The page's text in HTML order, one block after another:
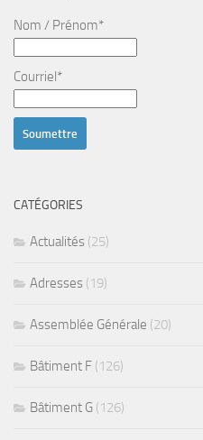
Nom / Prénom*
Courriel*
CATÉGORIES
Actualités (25)
Adresses (19)
Assemblée Générale (20)
Bâtiment F (126)
Bâtiment G (126)